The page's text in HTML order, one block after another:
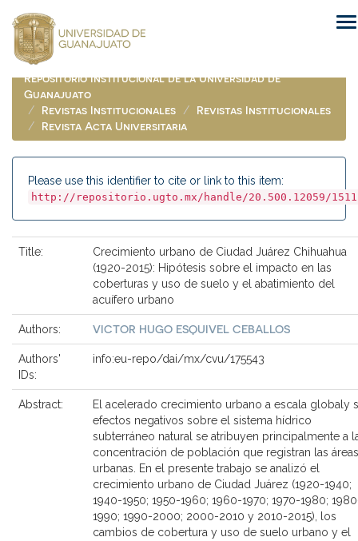
navigation
Repositorio Institucional de la Universidad de
Guanajuato
Revistas Institucionales
Revistas Institucionales
Revista Acta Universitaria
Please use this identifier to cite or link to this item:
http://repositorio.ugto.mx/handle/20.500.12059/1511
Title:
Crecimiento urbano de Ciudad Juárez Chihuahua
(1920-2015): Hipótesis sobre el impacto en las
coberturas y uso de suelo y el abatimiento del
acuífero urbano
Authors: VICTOR HUGO ESQUIVEL CEBALLOS
Authors'
IDs:
info:eu-repo/dai/mx/cvu/175543
Abstract:
El acelerado crecimiento urbano a escala globaly
efectos negativos sobre el sistema hídrico
subterráneo natural se atribuyen principalmente a
concentración de población que registran las áreas
urbanas. En el presente trabajo se analizó el
crecimiento urbano de Ciudad Juárez (1920-1940;
1940-1950; 1950-1960; 1960-1970; 1970-1980;
1990; 1990-2000; 2000-2010 y 2010-2015), los
cambios de cobertura y uso de suelo urbano y el